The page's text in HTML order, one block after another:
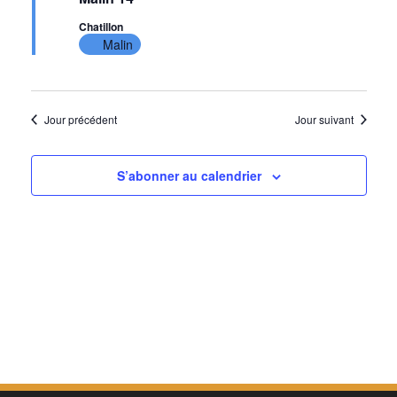
Chatillon
Malin
Jour précédent Jour suivant
S’abonner au calendrier